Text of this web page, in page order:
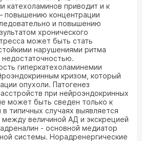
катехоламинов приводит и к
повышению концентрации
и повышению
хронического
может быть стать
нарушениями ритма
гиперкатехоламинемии
кризом, который
опухоли. Патогенез
при нейроэндокринных
может быть сведен только к
типичных случаях выявляется
между величиной АД и экскрецией
- основной медиатор
системы. Норадренергические